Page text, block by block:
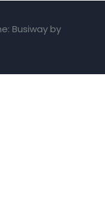
Busiway by